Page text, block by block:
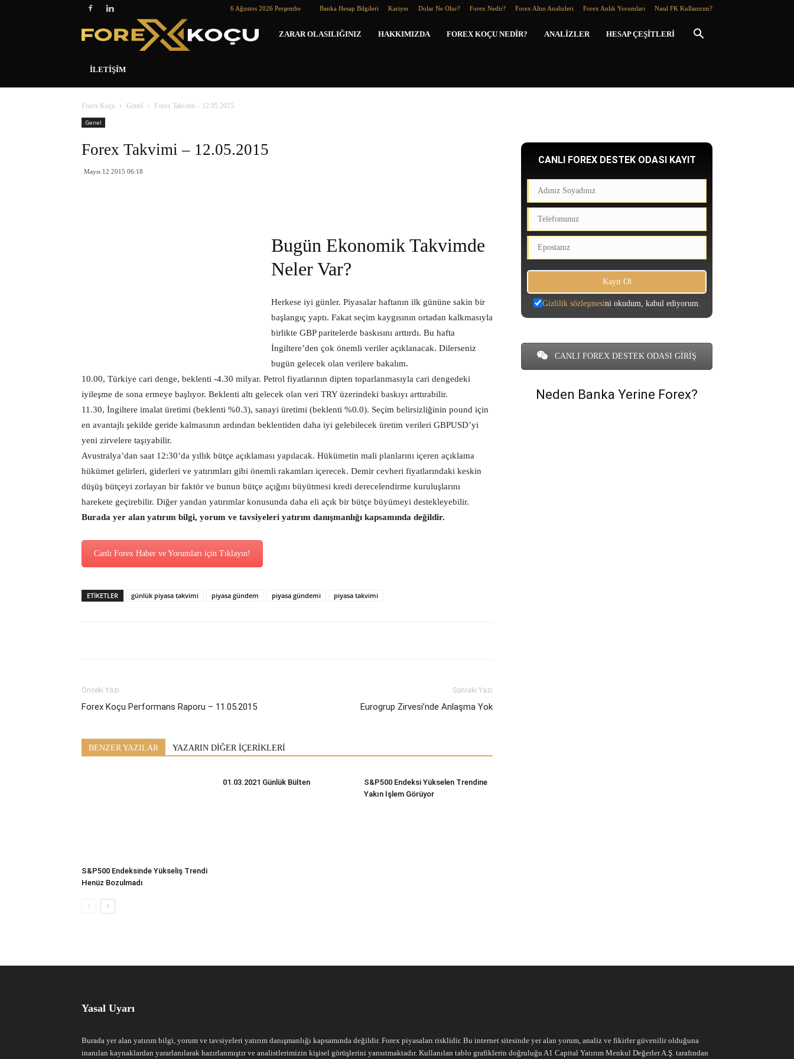
6 Ağustos 2026 Perşembe Banka Hesap Bilgileri Kariyer Dolar Ne Olur? Forex Nedir? Forex Altın Analizleri Forex Anlık Yorumları Nasıl FK Kullanırım?
Forex
ZARAR OLASILIĞINIZ HAKKIMIZDA FOREX KOÇU NEDIR? ANALIZLER HESAP ÇEŞITLERI
İLETIŞIM
Forex Koçu Genel
Forex Takvimi – 12.05.2015
Genel
Forex Takvimi – 12.05.2015
Mayıs 12 2015 06:18
Bugün Ekonomik Takvimde
Neler Var?
Herkese iyi günler. Piyasalar haftanın ilk gününe sakin bir
başlangıç yaptı. Fakat seçim kaygısının ortadan kalkmasıyla
birlikte GBP paritelerde baskısını arttırdı. Bu hafta
İngiltere’den çok önemli veriler açıklanacak. Dilerseniz
bugün gelecek olan verilere bakalım.
10.00, Türkiye cari denge, beklenti -4.30 milyar. Petrol fiyatlarının dipten toparlanmasıyla cari dengedeki
iyileşme de sona ermeye başlıyor. Beklenti altı gelecek olan veri TRY üzerindeki baskıyı arttırabilir.
11.30, İngiltere imalat üretimi (beklenti %0.3), sanayi üretimi (beklenti %0.0). Seçim belirsizliğinin pound için
en avantajlı şekilde geride kalmasının ardından beklentiden daha iyi gelebilecek üretim verileri GBPUSD’yi
yeni zirvelere taşıyabilir.
Avustralya’dan saat 12:30’da yıllık bütçe açıklaması yapılacak. Hükümetin mali planlarını içeren açıklama
hükümet gelirleri, giderleri ve yatırımları gibi önemli rakamları içerecek. Demir cevheri fiyatlarındaki keskin
düşüş bütçeyi zorlayan bir faktör ve bunun bütçe açığını büyütmesi kredi derecelendirme kuruluşlarını
harekete geçirebilir. Diğer yandan yatırımlar konusunda daha eli açık bir bütçe büyümeyi destekleyebilir.
Burada yer alan yatırım bilgi, yorum ve tavsiyeleri yatırım danışmanlığı kapsamında değildir.
Canlı Forex Haber ve Yorumları için Tıklayın!
ETİKETLER günlük piyasa takvimi piyasa gündem piyasa gündemi piyasa takvimi
Önceki Yazı
Forex Koçu Performans Raporu – 11.05.2015
Sonraki Yazı
Eurogrup Zirvesi’nde Anlaşma Yok
BENZER YAZILAR YAZARIN DİĞER İÇERİKLERİ
S&P500 Endeksinde Yükseliş Trendi
Henüz Bozulmadı
01.03.2021 Günlük Bülten
S&P500 Endeksi Yükselen Trendine
Yakın İşlem Görüyor
CANLI FOREX DESTEK ODASI KAYIT
Gizlilik sözleşmesini okudum, kabul ediyorum.
CANLI FOREX DESTEK ODASI GİRİŞ
Neden Banka Yerine Forex?
Yasal Uyarı
Burada yer alan yatırım bilgi, yorum ve tavsiyeleri yatırım danışmanlığı kapsamında değildir. Forex piyasaları risklidir. Bu internet sitesinde yer alan yorum, analiz ve fikirler güvenilir olduğuna
inanılan kaynaklardan yararlanılarak hazırlanmıştır ve analistlerimizin kişisel görüşlerini yansıtmaktadır. Kullanılan tablo grafiklerin doğruluğu A1 Capital Yatırım Menkul Değerler A.Ş. tarafından